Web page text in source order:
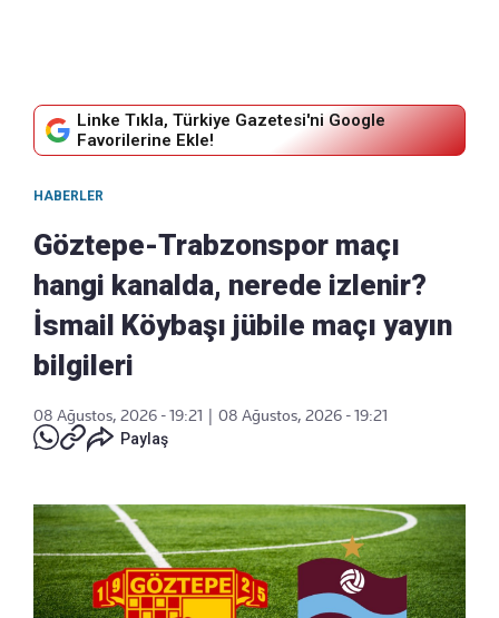
Linke Tıkla, Türkiye Gazetesi'ni Google
Favorilerine Ekle!
HABERLER
Göztepe-Trabzonspor maçı
hangi kanalda, nerede izlenir?
İsmail Köybaşı jübile maçı yayın
bilgileri
08 Ağustos, 2026 - 19:21
08 Ağustos, 2026 - 19:21
Paylaş